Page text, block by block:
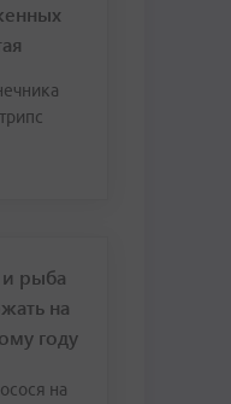
и рыба
на
году
на